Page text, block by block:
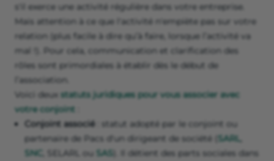
s'il exerce une activité régulière dans votre entreprise.
Mais attention à ce que l'activité n'empiète pas sur votre
relation (plus facile à dire qu’à faire, lorsque l’activité va
mal !). Pour cela, communication et clarification des
rôles sont primordiales à établir dès le début de
l’association.
Voici deux statuts juridiques pour vous associer avec
votre conjoint
Conjoint associé : statut adopté par le conjoint ou
partenaire de Pacs d'un dirigeant de société (
SARL,
SNC
, SELARL ou SAS ). Il détient des parts sociales dans